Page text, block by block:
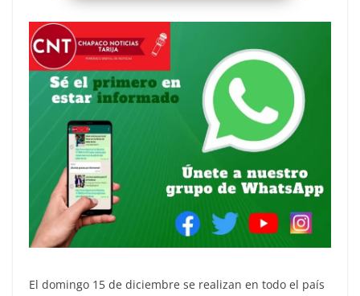
El domingo 15 de diciembre se realizan en todo el país